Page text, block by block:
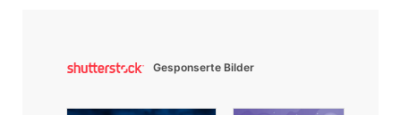
Gesponserte Bilder